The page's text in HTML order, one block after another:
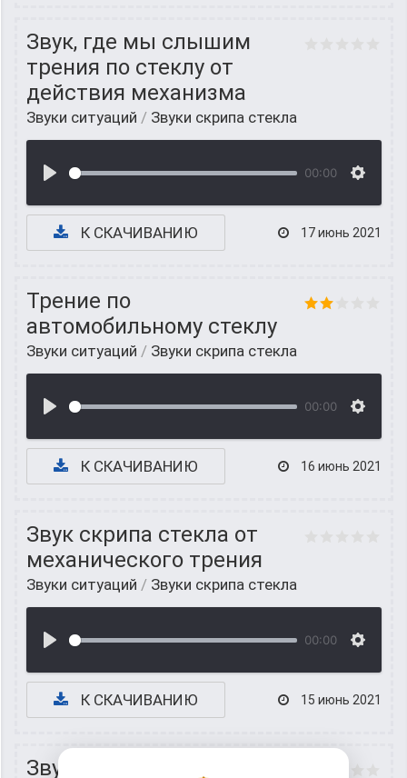
Звук, где мы слышим
трения по стеклу от
действия механизма
Звуки ситуаций / Звуки скрипа стекла
00:00
К СКАЧИВАНИЮ 17 июнь 2021
Трение по
автомобильному стеклу
Звуки ситуаций / Звуки скрипа стекла
00:00
К СКАЧИВАНИЮ 16 июнь 2021
Звук скрипа стекла от
механического трения
Звуки ситуаций / Звуки скрипа стекла
00:00
К СКАЧИВАНИЮ 15 июнь 2021
Звук трения по